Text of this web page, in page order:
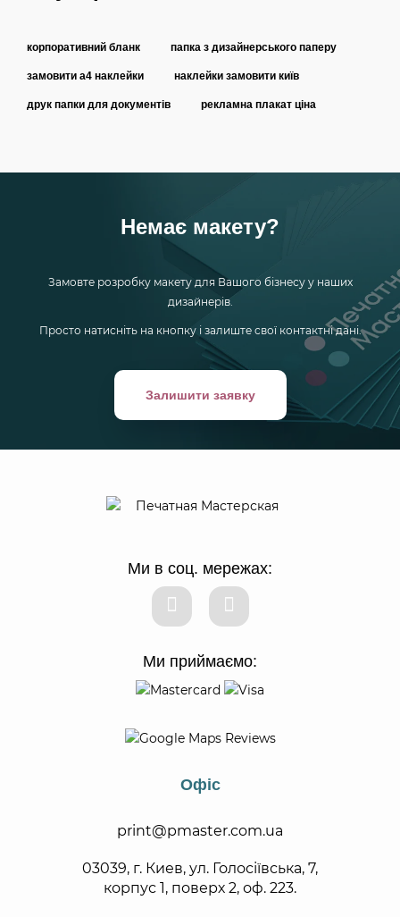
корпоративний бланк папка з дизайнерського паперу
замовити a4 наклейки наклейки замовити київ
друк папки для документів рекламна плакат ціна
Немає макету?
Замовте розробку макету для Вашого бізнесу у наших
дизайнерів.
Просто натисніть на кнопку і залиште свої контактні дані.
Залишити заявку
Ми в соц. мережах:
Ми приймаємо:
Офіс
print@pmaster.com.ua
03039, г. Киев, ул. Голосіївська, 7,
корпус 1, поверх 2, оф. 223.